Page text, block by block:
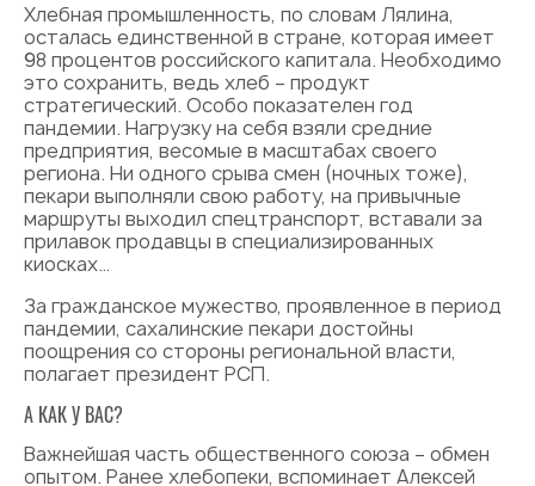
Хлебная промышленность, по словам Лялина,
осталась единственной в стране, которая имеет
98 процентов российского капитала. Необходимо
это сохранить, ведь хлеб – продукт
стратегический. Особо показателен год
пандемии. Нагрузку на себя взяли средние
предприятия, весомые в масштабах своего
региона. Ни одного срыва смен (ночных тоже),
пекари выполняли свою работу, на привычные
маршруты выходил спецтранспорт, вставали за
прилавок продавцы в специализированных
киосках…
За гражданское мужество, проявленное в период
пандемии, сахалинские пекари достойны
поощрения со стороны региональной власти,
полагает президент РСП.
А КАК У ВАС?
Важнейшая часть общественного союза – обмен
опытом. Ранее хлебопеки, вспоминает Алексей